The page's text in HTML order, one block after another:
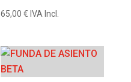
65,00€ IVA Incl.